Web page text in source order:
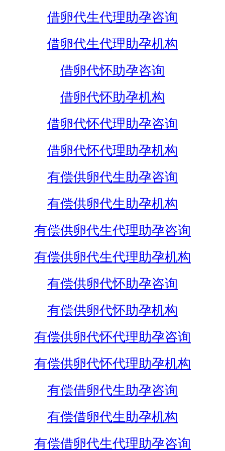
借卵代生代理助孕咨询
借卵代生代理助孕机构
借卵代怀助孕咨询
借卵代怀助孕机构
借卵代怀代理助孕咨询
借卵代怀代理助孕机构
有偿供卵代生助孕咨询
有偿供卵代生助孕机构
有偿供卵代生代理助孕咨询
有偿供卵代生代理助孕机构
有偿供卵代怀助孕咨询
有偿供卵代怀助孕机构
有偿供卵代怀代理助孕咨询
有偿供卵代怀代理助孕机构
有偿借卵代生助孕咨询
有偿借卵代生助孕机构
有偿借卵代生代理助孕咨询